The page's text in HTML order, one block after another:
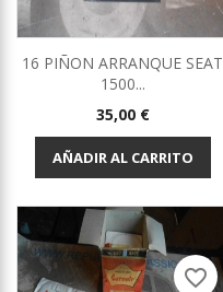
16 PIÑON ARRANQUE SEAT
1500...
Precio
35,00 €
AÑADIR AL CARRITO
favorite_border